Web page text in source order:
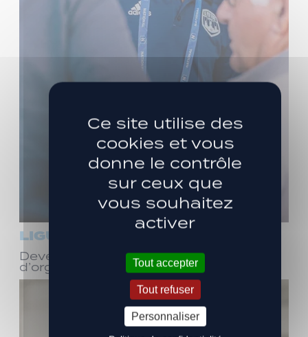
LIGUE 3
Devenez bénévole ! Réunion
d’organisation le samedi 8 août
Ce site utilise des
cookies et vous
donne le contrôle
sur ceux que
vous souhaitez
activer
Tout accepter
Tout refuser
Personnaliser